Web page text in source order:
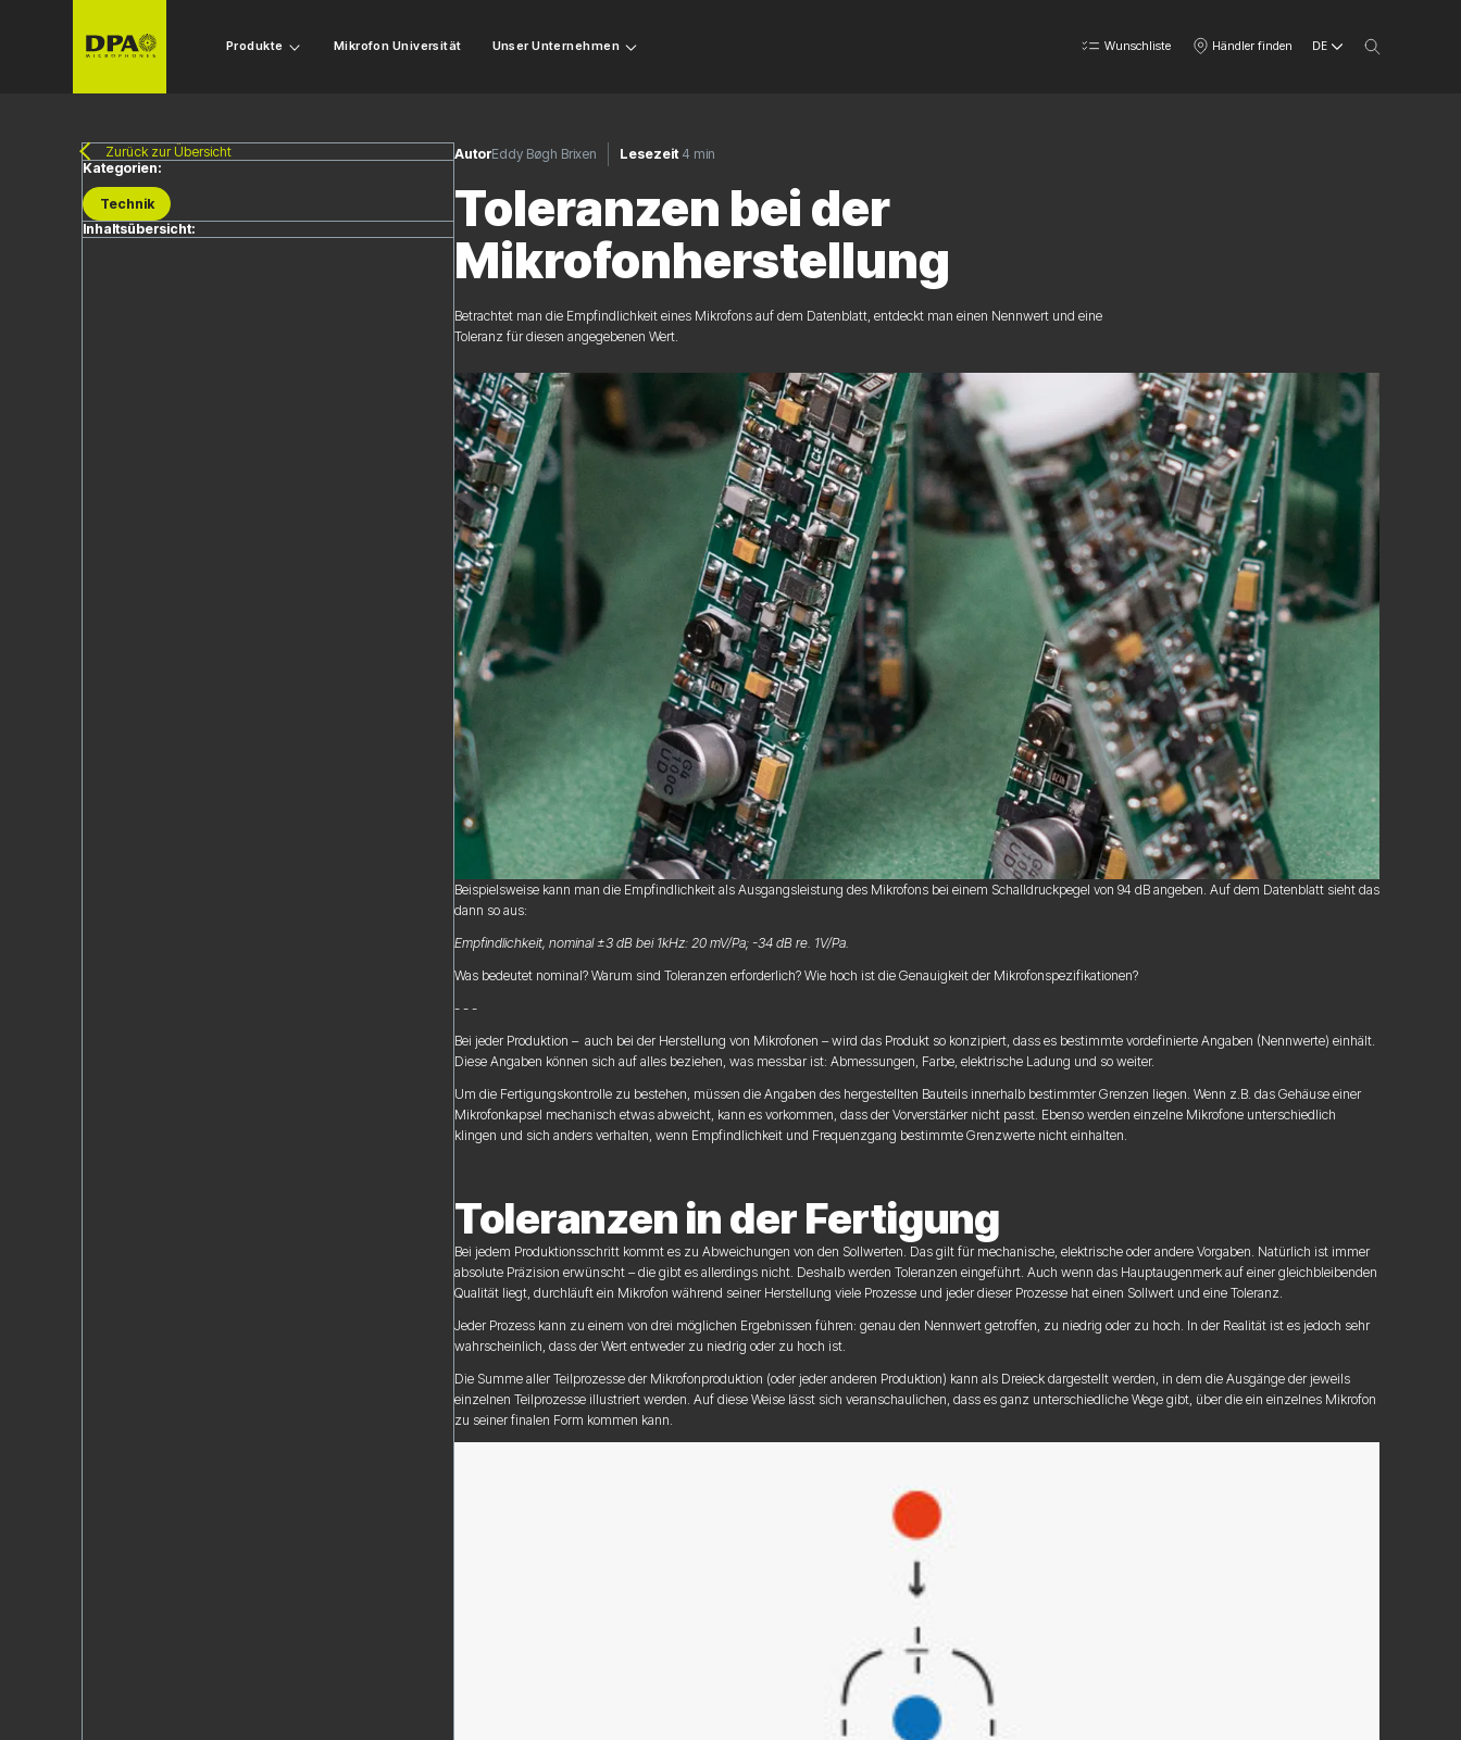
Produkte Mikrofon Universität Unser Unternehmen Wunschliste Händler finden DE
Zurück zur Übersicht
Kategorien:
Technik
Inhaltsübersicht:
AutorEddy Bøgh Brixen Lesezeit 4 min
Toleranzen bei der
Mikrofonherstellung
Betrachtet man die Empfindlichkeit eines Mikrofons auf dem Datenblatt, entdeckt man einen Nennwert und eine
Toleranz für diesen angegebenen Wert.
Beispielsweise kann man die Empfindlichkeit als Ausgangsleistung des Mikrofons bei einem Schalldruckpegel von 94 dB angeben. Auf dem Datenblatt sieht das
dann so aus:
Empfindlichkeit, nominal ±3 dB bei 1kHz: 20 mV/Pa; -34 dB re. 1V/Pa.
Was bedeutet nominal? Warum sind Toleranzen erforderlich? Wie hoch ist die Genauigkeit der Mikrofonspezifikationen?
- - -
Bei jeder Produktion – auch bei der Herstellung von Mikrofonen – wird das Produkt so konzipiert, dass es bestimmte vordefinierte Angaben (Nennwerte) einhält.
Diese Angaben können sich auf alles beziehen, was messbar ist: Abmessungen, Farbe, elektrische Ladung und so weiter.
Um die Fertigungskontrolle zu bestehen, müssen die Angaben des hergestellten Bauteils innerhalb bestimmter Grenzen liegen. Wenn z.B. das Gehäuse einer
Mikrofonkapsel mechanisch etwas abweicht, kann es vorkommen, dass der Vorverstärker nicht passt. Ebenso werden einzelne Mikrofone unterschiedlich
klingen und sich anders verhalten, wenn Empfindlichkeit und Frequenzgang bestimmte Grenzwerte nicht einhalten.
Toleranzen in der Fertigung
Bei jedem Produktionsschritt kommt es zu Abweichungen von den Sollwerten. Das gilt für mechanische, elektrische oder andere Vorgaben. Natürlich ist immer
absolute Präzision erwünscht – die gibt es allerdings nicht. Deshalb werden Toleranzen eingeführt. Auch wenn das Hauptaugenmerk auf einer gleichbleibenden
Qualität liegt, durchläuft ein Mikrofon während seiner Herstellung viele Prozesse und jeder dieser Prozesse hat einen Sollwert und eine Toleranz.
Jeder Prozess kann zu einem von drei möglichen Ergebnissen führen: genau den Nennwert getroffen, zu niedrig oder zu hoch. In der Realität ist es jedoch sehr
wahrscheinlich, dass der Wert entweder zu niedrig oder zu hoch ist.
Die Summe aller Teilprozesse der Mikrofonproduktion (oder jeder anderen Produktion) kann als Dreieck dargestellt werden, in dem die Ausgänge der jeweils
einzelnen Teilprozesse illustriert werden. Auf diese Weise lässt sich veranschaulichen, dass es ganz unterschiedliche Wege gibt, über die ein einzelnes Mikrofon
zu seiner finalen Form kommen kann.